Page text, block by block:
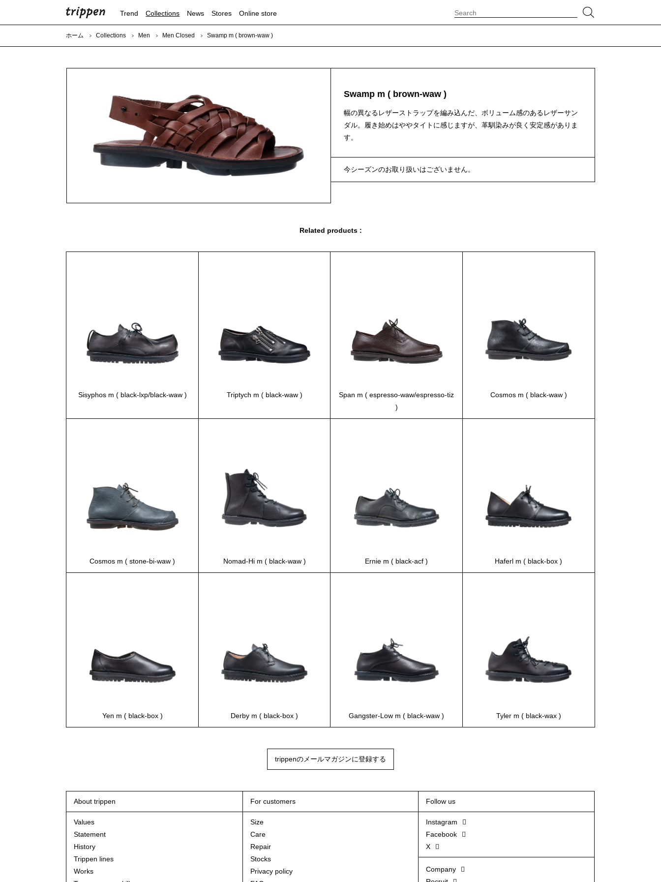
Trend Collections News Stores Online store
ホーム Collections Men Men Closed Swamp m ( brown-waw )
Swamp m ( brown-waw )
幅の異なるレザーストラップを編み込んだ、ボリューム感のあるレザーサン
ダル。履き始めはややタイトに感じますが、革馴染みが良く安定感がありま
す。
今シーズンのお取り扱いはございません。
Related products :
Sisyphos m ( black-lxp/black-waw ) Triptych m ( black-waw )
Span m ( espresso-waw/espresso-tiz
)
Cosmos m ( black-waw )
Cosmos m ( stone-bi-waw ) Nomad-Hi m ( black-waw ) Ernie m ( black-acf ) Haferl m ( black-box )
Yen m ( black-box ) Derby m ( black-box ) Gangster-Low m ( black-waw ) Tyler m ( black-wax )
trippenのメールマガジンに登録する
About trippen
Values
Statement
History
Trippen lines
Works
For customers
Size
Care
Repair
Stocks
Privacy policy
Follow us
Instagram
Facebook
X
Company